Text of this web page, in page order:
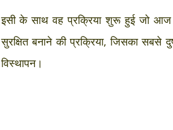
इसी के साथ वह प्रक्रिया शुरू हुई जो
सुरक्षित बनाने की प्रक्रिया, जिसका सबसे
विस्थापन।